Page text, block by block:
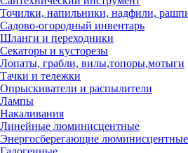
Точилки, напильники, надфили,
Садово-огородный инвентарь
Шланги и переходники
Секаторы и кусторезы
Лопаты, грабли, вилы,топоры,мотыги
Тачки и тележки
Опрыскиватели и распылители
Лампы
Накаливания
Линейные люминисцентные
Энергосберегающие люминисцентные